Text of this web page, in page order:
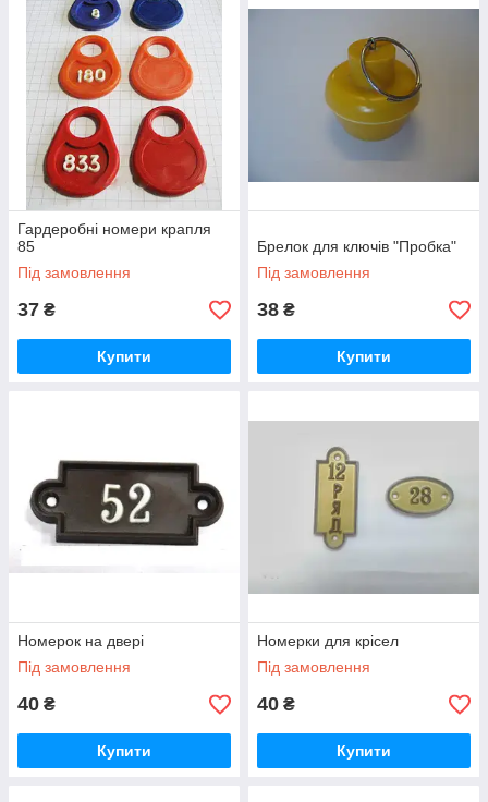
Гардеробні номери крапля
85
Під замовлення
37 ₴
Купити
Брелок для ключів "Пробка"
Під замовлення
38 ₴
Купити
Номерок на двері
Під замовлення
40 ₴
Купити
Номерки для крісел
Під замовлення
40 ₴
Купити